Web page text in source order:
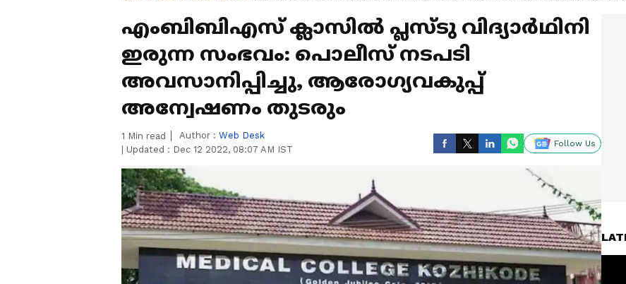
എംബിബിഎസ് ക്ലാസിൽ പ്ലസ്ടു വിദ്യാർഥിനി
ഇരുന്ന സംഭവം: പൊലീസ് നടപടി
അവസാനിപ്പിച്ചു, ആരോഗ്യവകുപ്പ്
അന്വേഷണം തുടരും
1 Min read Author : Web Desk
Updated : Dec 12 2022, 08:07 AM IST
Follow Us